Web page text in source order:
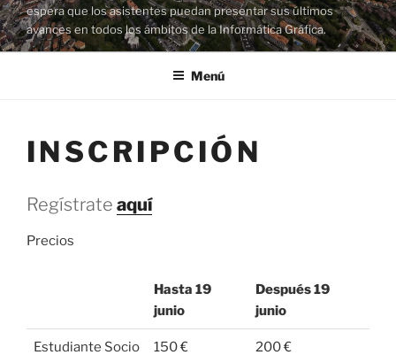
espera que los asistentes puedan presentar sus últimos
avances en todos los ámbitos de la Informática Gráfica.
Menú
INSCRIPCIÓN
Regístrate aquí
Precios
Hasta 19
junio
Después 19
junio
Estudiante Socio
150 € 200 €